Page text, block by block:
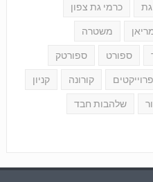
כרמי גת צפון
משטרה
ספורט ספורטק
פרוייקטים קורונה קניון
שלהבות חבד